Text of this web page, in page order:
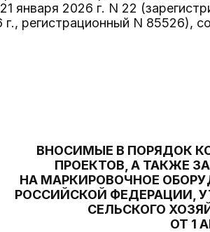
января 2026 г. N 22
г., регистрационный N 85526),
ВНОСИМЫЕ В ПОРЯДОК
ПРОЕКТОВ, А ТАКЖЕ
НА МАРКИРОВОЧНОЕ
РОССИЙСКОЙ ФЕДЕРАЦИИ,
СЕЛЬСКОГО
ОТ 1